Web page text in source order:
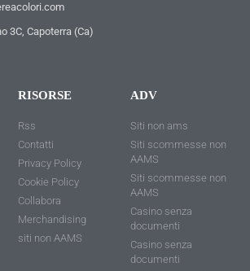
3C, Capoterra (Ca)
RISORSE
Rss
Contatti
Privacy Policy
Cookie Policy
Collabora
Merchandising
siti non AAMS
ADV
Siti non ams
Siti scommesse non
AAMS
Siti scommesse non
AAMS
Casino senza
documenti
Casino senza
documenti